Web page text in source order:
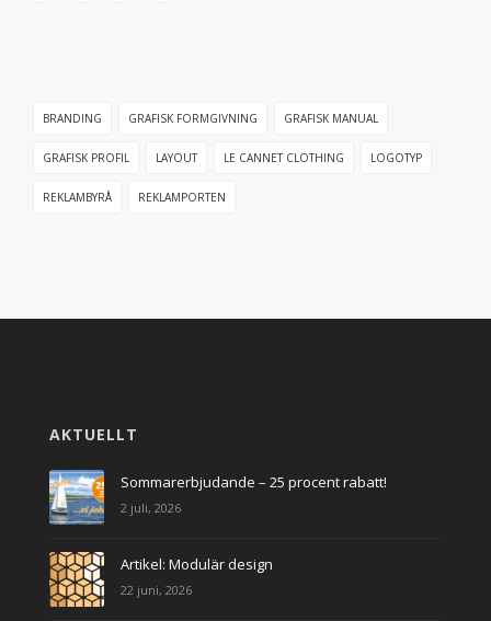
BRANDING GRAFISK FORMGIVNING GRAFISK MANUAL
GRAFISK PROFIL LAYOUT LE CANNET CLOTHING LOGOTYP
REKLAMBYRÅ REKLAMPORTEN
AKTUELLT
Sommarerbjudande – 25 procent rabatt!
2 juli, 2026
Artikel: Modulär design
22 juni, 2026